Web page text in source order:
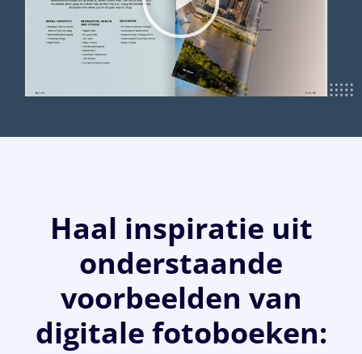
Haal inspiratie uit
onderstaande
voorbeelden van
digitale fotoboeken: